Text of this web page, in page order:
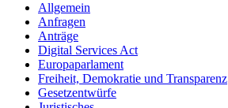
Allgemein
Anfragen
Anträge
Digital Services Act
Europaparlament
Freiheit, Demokratie und Transparenz
Gesetzentwürfe